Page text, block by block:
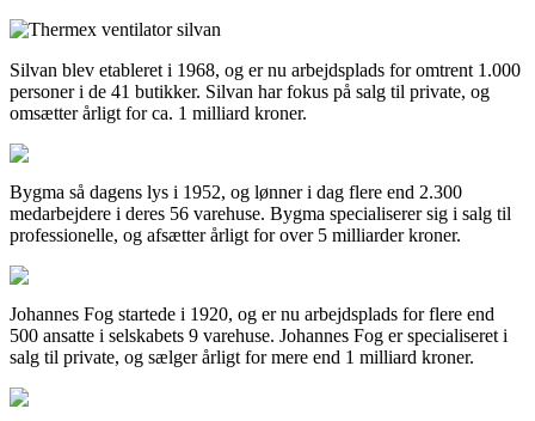
Silvan blev etableret i 1968, og er nu arbejdsplads for omtrent 1.000
personer i de 41 butikker. Silvan har fokus på salg til private, og
omsætter årligt for ca. 1 milliard kroner.
Bygma så dagens lys i 1952, og lønner i dag flere end 2.300
medarbejdere i deres 56 varehuse. Bygma specialiserer sig i salg til
professionelle, og afsætter årligt for over 5 milliarder kroner.
Johannes Fog startede i 1920, og er nu arbejdsplads for flere end
500 ansatte i selskabets 9 varehuse. Johannes Fog er specialiseret i
salg til private, og sælger årligt for mere end 1 milliard kroner.